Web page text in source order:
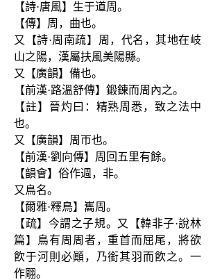
【詩·唐風】生于道周。
【傳】周，曲也。
又【詩·周南疏】周，代名，其地在岐
山之陽，漢屬扶風美陽縣。
又【廣韻】備也。
【前漢·路溫舒傳】鍛錬而周內之。
【註】晉灼曰：精熟周悉，致之法中
也。
又【廣韻】周帀也。
【前漢·劉向傳】周回五里有餘。
【韻會】俗作週，非。
又鳥名。
【爾雅·釋鳥】巂周。
【疏】今謂之子規。又【韓非子·說林
篇】鳥有周周者，重首而屈尾，將欲
飮于河則必顚，乃銜其羽而飮之。一
作翢。